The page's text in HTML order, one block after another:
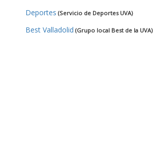
Deportes (Servicio de Deportes UVA)
Best Valladolid (Grupo local Best de la UVA)